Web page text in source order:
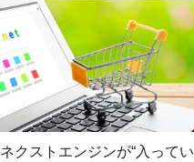
ネクストエンジンが“入ってい